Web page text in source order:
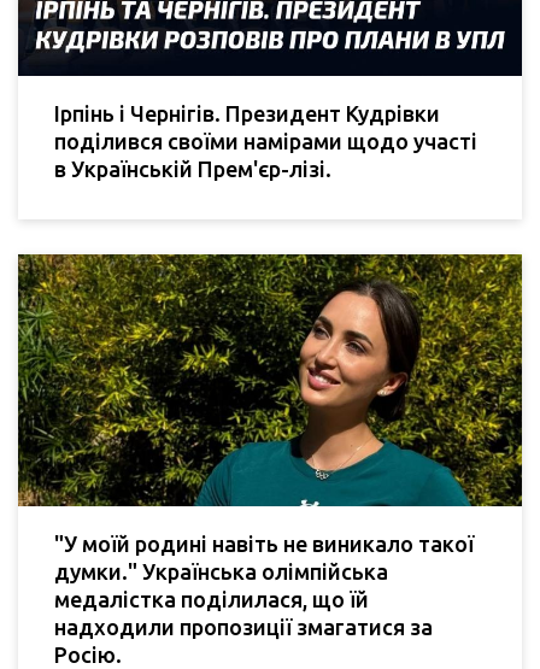
Ірпінь і Чернігів. Президент Кудрівки
поділився своїми намірами щодо участі
в Українській Прем'єр-лізі.
"У моїй родині навіть не виникало такої
думки." Українська олімпійська
медалістка поділилася, що їй
надходили пропозиції змагатися за
Росію.